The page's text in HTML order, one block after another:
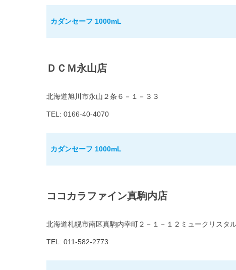
カダンセーフ 1000mL
ＤＣＭ永山店
北海道旭川市永山２条６－１－３３
TEL: 0166-40-4070
カダンセーフ 1000mL
ココカラファイン真駒内店
北海道札幌市南区真駒内幸町２－１－１２ミュークリスタ
TEL: 011-582-2773